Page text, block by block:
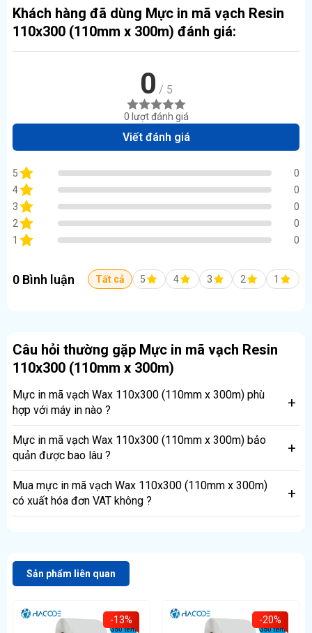
Khách hàng đã dùng Mực in mã vạch Resin
110x300 (110mm x 300m) đánh giá:
0 / 5
0 lượt đánh giá
Viết đánh giá
5
0
4
0
3
0
2
0
1
0
0 Bình luận Tất cả 5 4 3 2 1
Câu hỏi thường gặp Mực in mã vạch Resin
110x300 (110mm x 300m)
Mực in mã vạch Wax 110x300 (110mm x 300m) phù
hợp với máy in nào ?
Các model của các hãng Zebra, TSC, GoDEX như Zebra
ZD230-ZD220-ZD421, TSC TE200 - 244Pro, Godex G500,
EZ1100... đều phù hợp dùng mực này
Mực in mã vạch Wax 110x300 (110mm x 300m) bảo
quản được bao lâu ?
Trong điều kiện bảo quản bình thường thì Mực in mã vạch
Wax 110x300 (110mm x 300m) có thể lưu trữ được ít nhất
2 năm. Còn sau khi in thì bề mặt nội dung chữ có thể bảo
Mua mực in mã vạch Wax 110x300 (110mm x 300m)
có xuất hóa đơn VAT không ?
Sản phẩm liên quan
-13% -20%